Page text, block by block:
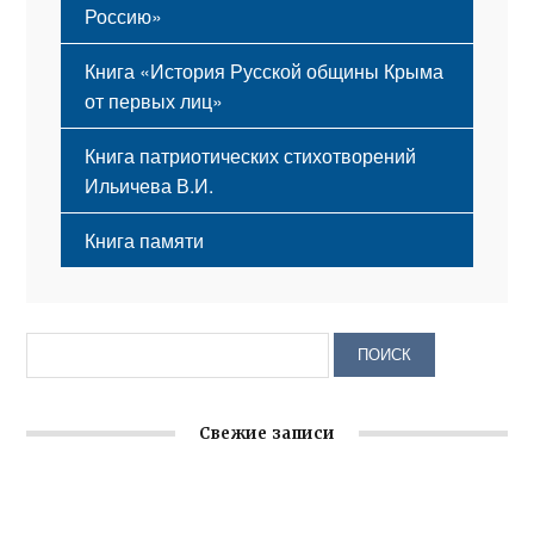
Россию»
Книга «История Русской общины Крыма
от первых лиц»
Книга патриотических стихотворений
Ильичева В.И.
Книга памяти
Свежие записи